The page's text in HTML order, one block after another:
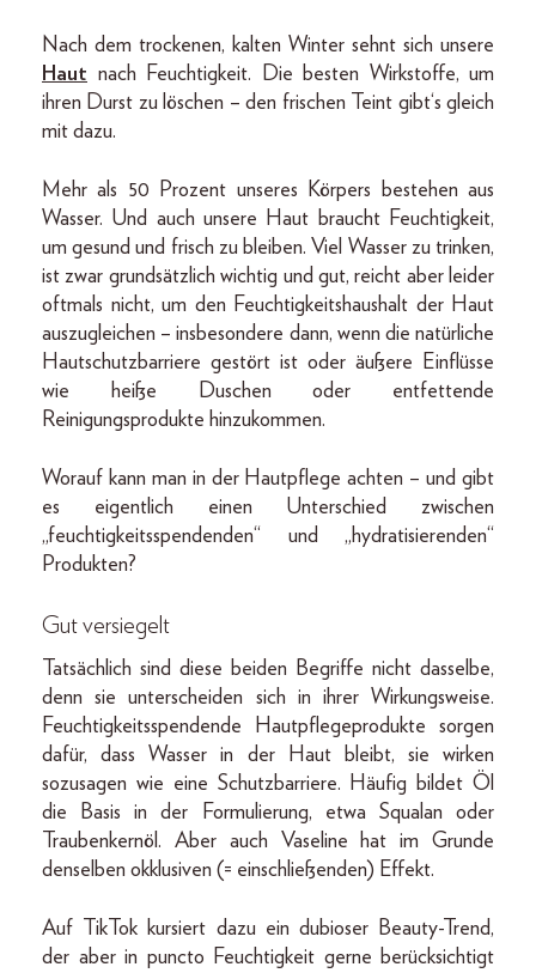
Nach dem trockenen, kalten Winter sehnt sich unsere
Haut nach Feuchtigkeit. Die besten Wirkstoffe, um
ihren Durst zu löschen – den frischen Teint gibt‘s gleich
mit dazu.
Mehr als 50 Prozent unseres Körpers bestehen aus
Wasser. Und auch unsere Haut braucht Feuchtigkeit,
um gesund und frisch zu bleiben. Viel Wasser zu trinken,
ist zwar grundsätzlich wichtig und gut, reicht aber leider
oftmals nicht, um den Feuchtigkeitshaushalt der Haut
auszugleichen – insbesondere dann, wenn die natürliche
Hautschutzbarriere gestört ist oder äußere Einflüsse
wie heiße Duschen oder entfettende
Reinigungsprodukte hinzukommen.
Worauf kann man in der Hautpflege achten – und gibt
es eigentlich einen Unterschied zwischen
„feuchtigkeitsspendenden“ und „hydratisierenden“
Produkten?
Gut versiegelt
Tatsächlich sind diese beiden Begriffe nicht dasselbe,
denn sie unterscheiden sich in ihrer Wirkungsweise.
Feuchtigkeitsspendende Hautpflegeprodukte sorgen
dafür, dass Wasser in der Haut bleibt, sie wirken
sozusagen wie eine Schutzbarriere. Häufig bildet Öl
die Basis in der Formulierung, etwa Squalan oder
Traubenkernöl. Aber auch Vaseline hat im Grunde
denselben okklusiven (= einschließenden) Effekt.
Auf TikTok kursiert dazu ein dubioser Beauty-Trend,
der aber in puncto Feuchtigkeit gerne berücksichtigt